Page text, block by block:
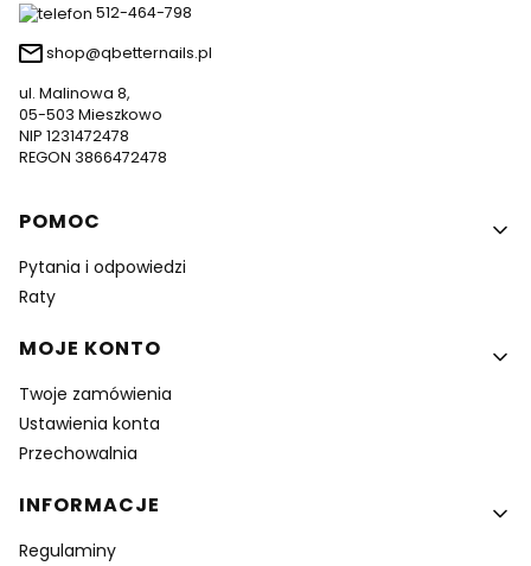
512-464-798
shop@qbetternails.pl
ul. Malinowa 8,
05-503 Mieszkowo
NIP 1231472478
REGON 3866472478
Linki w stopce
POMOC
Pytania i odpowiedzi
Raty
MOJE KONTO
Twoje zamówienia
Ustawienia konta
Przechowalnia
INFORMACJE
Regulaminy